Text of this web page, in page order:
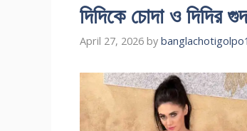
দিদিকে চোদা ও দিদির
April 27, 2026 by